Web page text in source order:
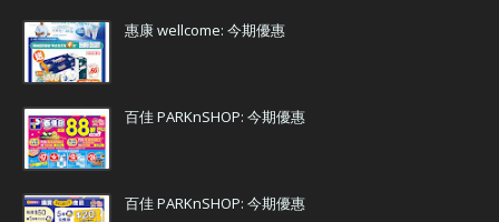
惠康 wellcome: 今期優惠
百佳 PARKnSHOP: 今期優惠
百佳 PARKnSHOP: 今期優惠